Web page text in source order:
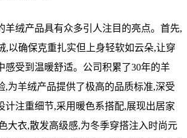
羊绒产品具有众多引人注目的亮点。首先,
,以确保克重扎实但上身轻软如云朵,让穿
感受到温暖舒适。公司积累了30年的羊
,为羊绒产品提供了极高的品质标准,深受
计注重细节,采用暖色系搭配,展现出居家
大衣,散发高级感,为冬季穿搭注入时尚元